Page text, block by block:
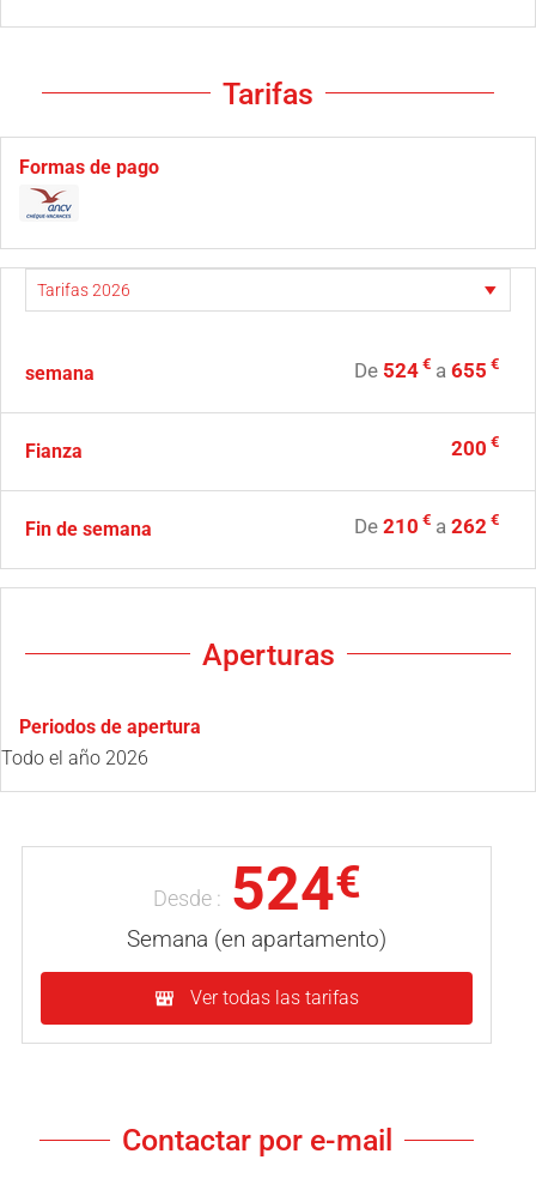
Tarifas
Formas de pago
semana De 524 € a 655 €
Fianza 200 €
Fin de semana De 210 € a 262 €
Aperturas
Periodos de apertura
Todo el año 2026
Desde : 524€
Semana (en apartamento)
Ver todas las tarifas
Contactar por e-mail